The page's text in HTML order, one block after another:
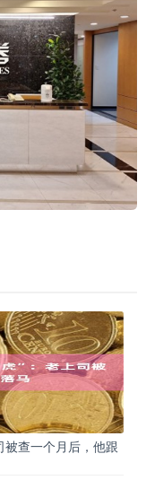
被查一个月后，他跟